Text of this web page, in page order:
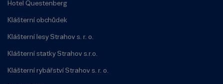
Hotel Questenberg
Klášterní obchůdek
Klášterní lesy Strahov s. r. o.
Klášterní statky Strahov s.r.o.
Klášterní rybářství Strahov s. r. o.